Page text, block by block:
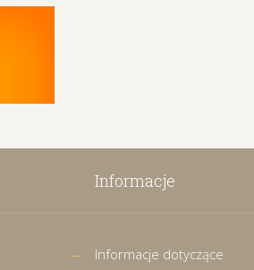
Informacje
Informacje dotyczące